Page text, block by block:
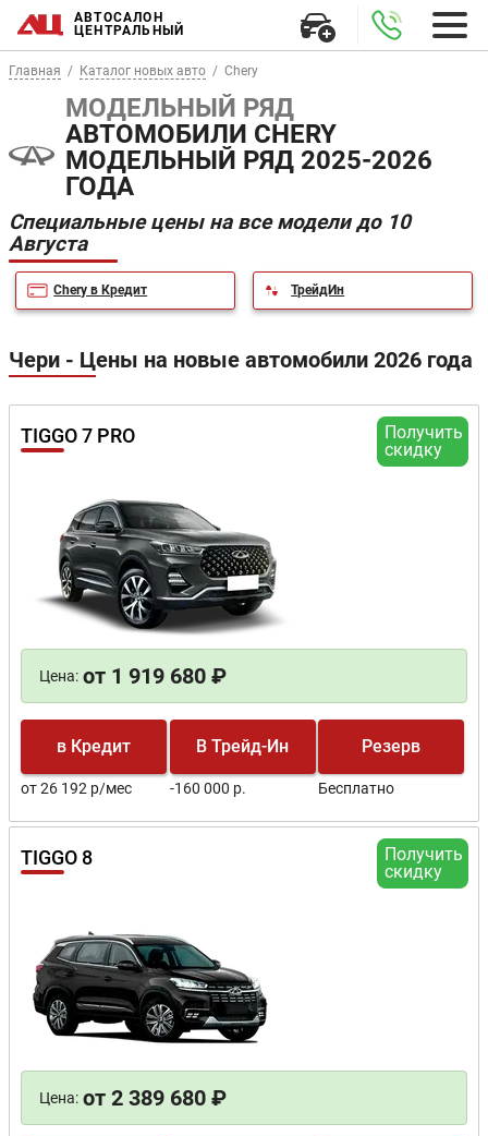
АВТОСАЛОН
ЦЕНТРАЛЬНЫЙ
Главная Каталог новых авто Chery
МОДЕЛЬНЫЙ РЯД
АВТОМОБИЛИ CHERY
МОДЕЛЬНЫЙ РЯД 2025-2026
ГОДА
Специальные цены на все модели до 10
Августа
Chery в Кредит ТрейдИн
Чери - Цены на новые автомобили 2026 года
Получить
скидку
TIGGO 7 PRO
Цена: от 1 919 680 ₽
в Кредит
от 26 192 р/мес
В Трейд-Ин
-160 000 р.
Резерв
Бесплатно
Получить
скидку
TIGGO 8
Цена: от 2 389 680 ₽